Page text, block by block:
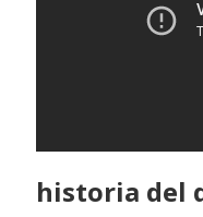
historia del